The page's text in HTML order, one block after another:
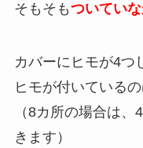
そもそもついてい
カバーにヒモが4つ
ヒモが付いている
（8カ所の場合は
きます）